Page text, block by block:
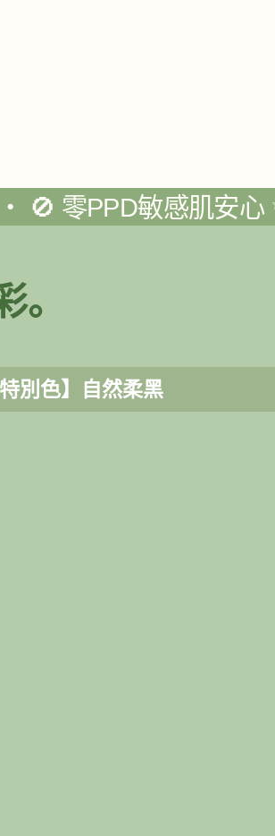
特別色】自然柔黑